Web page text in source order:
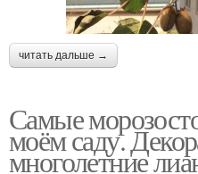
читать дальше →
Самые
моём саду.
многолетние